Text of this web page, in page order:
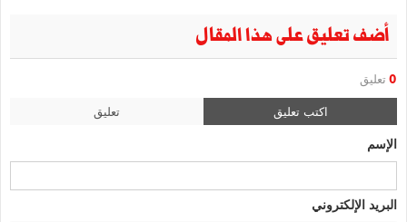
أضف تعليق على هذا المقال
0 تعليق
اكتب تعليق تعليق
الإسم
البريد الإلكتروني